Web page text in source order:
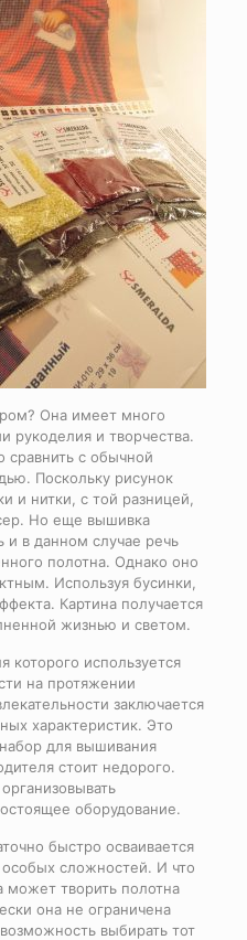
Она имеет много
рукоделия и творчества.
с обычной
Поскольку рисунок
и нитки, с той разницей,
Но еще вышивка
в данном случае речь
полотна. Однако оно
Используя бусинки,
Картина получается
жизнью и светом.
которого используется
на протяжении
заключается
характеристик. Это
для вышивания
стоит недорого.
оборудование.
быстро осваивается
сложностей. И что
творить полотна
она не ограничена
выбирать тот